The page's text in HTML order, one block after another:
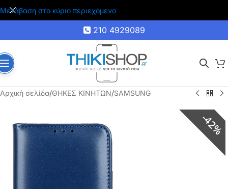
Μετάβαση στο κύριο περιεχόμενο
🚚 Δωρεάν μεταφορικά για αγορές άνω των 35€
210 4929089
Αρχική σελίδα/ΘΗΚΕΣ ΚΙΝΗΤΩΝ/SAMSUNG
42%